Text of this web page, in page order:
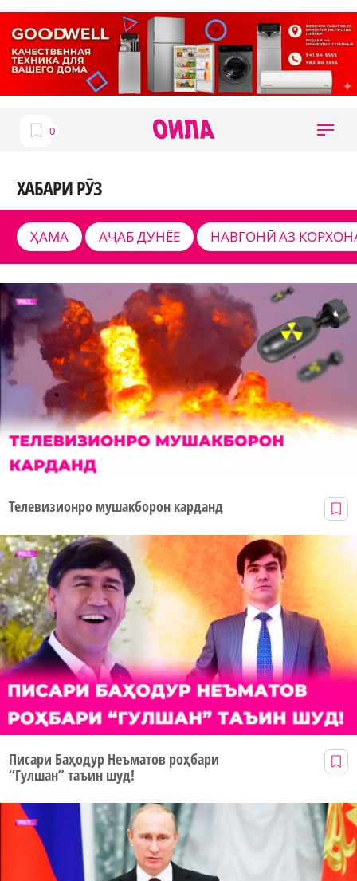
ХАБАРИ РӮЗ
ҲАМА АҶАБ ДУНЁЕ НАВГОНӢ АЗ
Телевизионро мушакборон карданд
Писари Баҳодур Неъматов роҳбари
“Гулшан” таъин шуд!